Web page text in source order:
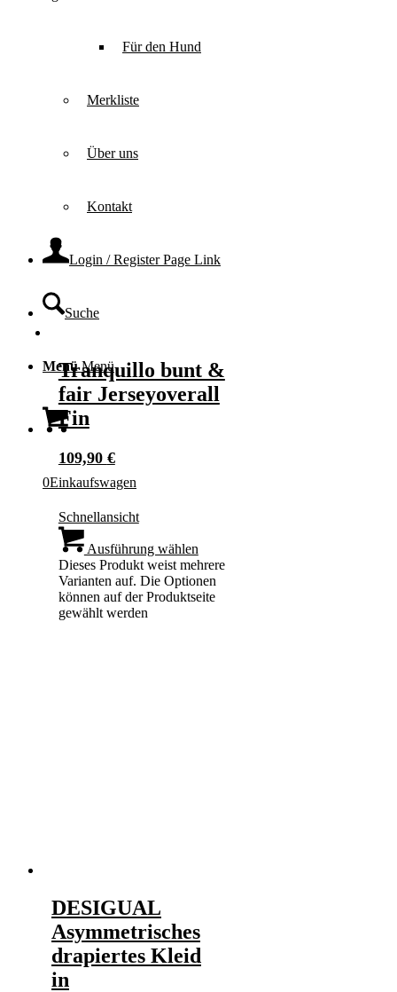
Für den Hund
Merkliste
Über uns
Kontakt
Login / Register Page Link
Suche
Menü Menü
0Einkaufswagen
Tranquillo bunt &
fair Jerseyoverall
Fin
109,90 €
Schnellansicht
Ausführung wählen
Dieses Produkt weist mehrere
Varianten auf. Die Optionen
können auf der Produktseite
gewählt werden
DESIGUAL
Asymmetrisches
drapiertes Kleid
in